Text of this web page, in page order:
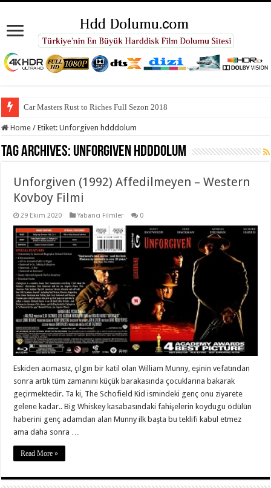
Car Masters Rust to Riches Full Sezon 2018
Home / Etiket:Unforgiven hdddolum
Tag Archives: Unforgiven hdddolum
Unforgiven (1992) Affedilmeyen – Western
Kovboy Filmi
29 Ekim 2020 Yabancı Filmler 0
Eskiden acımasız, çılgın bir katil olan William Munny, eşinin vefatından
sonra artık tüm zamanını küçük barakasında çocuklarına bakarak
geçirmektedir. Ta ki, The Schofield Kid ismindeki genç onu ziyarete
gelene kadar.. Big Whiskey kasabasındaki fahişelerin koydugu ödülün
haberini genç adamdan alan Munny ilk başta bu teklifi kabul etmez
ama daha sonra …
Read More »